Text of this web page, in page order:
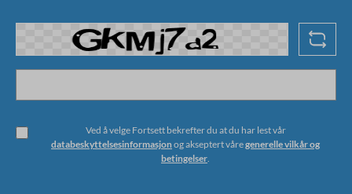
Ved å velge Fortsett bekrefter du at du har lest vår
databeskyttelsesinformasjon og akseptert våregenerelle vilkår og
betingelser.